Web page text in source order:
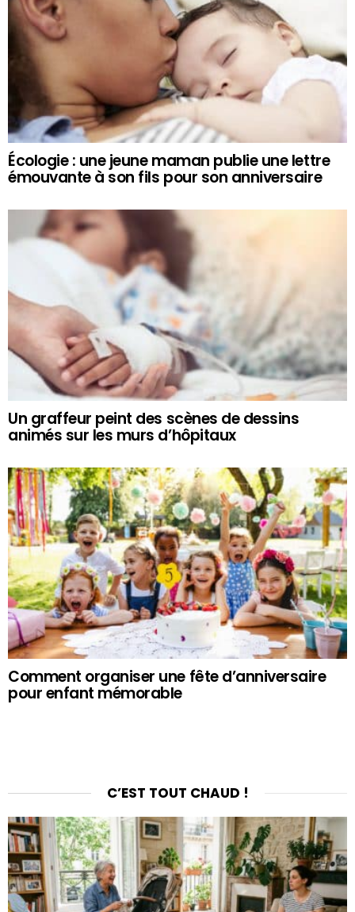
Écologie : une jeune maman publie une lettre
émouvante à son fils pour son anniversaire
Un graffeur peint des scènes de dessins
animés sur les murs d’hôpitaux
Comment organiser une fête d’anniversaire
pour enfant mémorable
C’EST TOUT CHAUD !